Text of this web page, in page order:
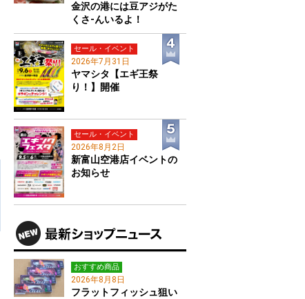
金沢の港には豆アジがた
くさ-んいるよ！
セール・イベント
2026年7月31日
ヤマシタ【エギ王祭
り！】開催
セール・イベント
2026年8月2日
新富山空港店イベントの
お知らせ
おすすめ商品
2026年8月8日
フラットフィッシュ狙い